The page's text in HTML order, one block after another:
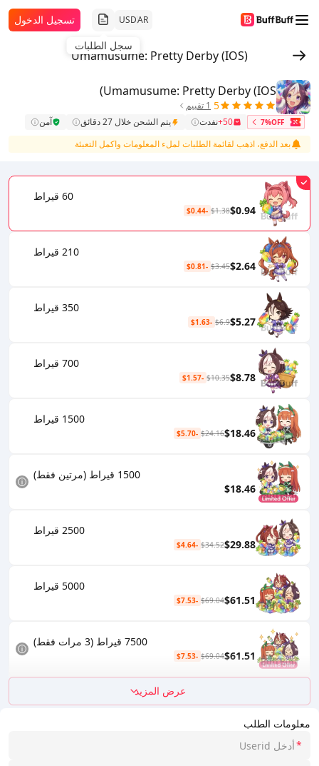
AR
USD
سجل الطلبات
تسجيل الدخول
Umamusume: Pretty Derby (IOS)
معلومات الطلب
*
Umamusume: Pretty Derby (IOS)
5 1 تقييم
7%OFF
50+ نفدت يتم الشحن خلال 27 دقائق
آمن
بعد الدفع، اذهب لقائمة الطلبات لملء المعلومات واكمل التعبئة
60 قيراط
$0.94
$1.38
-$0.44
210 قيراط
$2.64
$3.45
-$0.81
350 قيراط
$5.27
$6.9
-$1.63
700 قيراط
$8.78
$10.35
-$1.57
1500 قيراط
$18.46
$24.16
-$5.70
1500 قيراط (مرتين فقط)
$18.46
2500 قيراط
$29.88
$34.52
-$4.64
5000 قيراط
$61.51
$69.04
-$7.53
7500 قيراط (3 مرات فقط)
$61.51
$69.04
-$7.53
عرض المزيد